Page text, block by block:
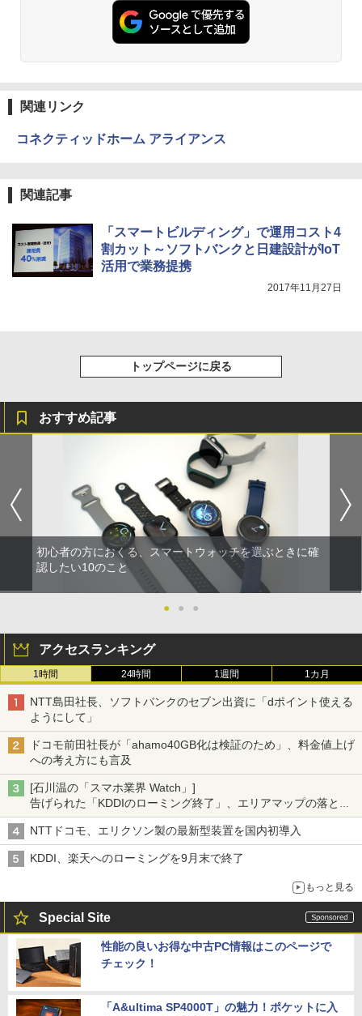
関連リンク
コネクティッドホーム アライアンス
関連記事
「スマートビルディング」で運用コスト4
割カット～ソフトバンクと日建設計がIoT
活用で業務提携
2017年11月27日
トップページに戻る
おすすめ記事
初心者の方におくる、スマートウォッチを選ぶときに確
認したい10のこと
● ● ●
アクセスランキング
1時間 24時間 1週間 1カ月
NTT島田社長、ソフトバンクのセブン出資に「dポイント使える
ようにして」
ドコモ前田社長が「ahamo40GB化は検証のため」、料金値上げ
への考え方にも言及
[石川温の「スマホ業界 Watch」]
告げられた「KDDIのローミング終了」、エリアマップの落とし
穴と楽天モバイルの課題
NTTドコモ、エリクソン製の最新型装置を国内初導入
KDDI、楽天へのローミングを9月末で終了
もっと見る
Special Site
性能の良いお得な中古PC情報はこのページで
チェック！
「A&ultima SP4000T」の魅力！ポケットに入